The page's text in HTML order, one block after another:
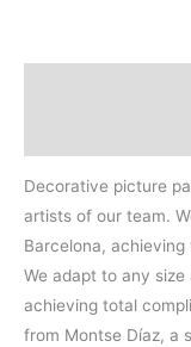
Decorative picture
artists of our team.
Barcelona,
We adapt to any
achieving total
from Montse Díaz, a